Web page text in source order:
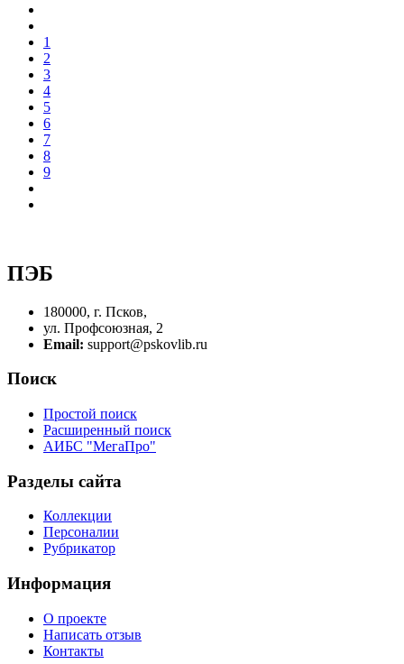
1
2
3
4
5
6
7
8
9
ПЭБ
180000, г. Псков,
ул. Профсоюзная, 2
Email: support@pskovlib.ru
Поиск
Простой поиск
Расширенный поиск
АИБС "МегаПро"
Разделы сайта
Коллекции
Персоналии
Рубрикатор
Информация
О проекте
Написать отзыв
Контакты